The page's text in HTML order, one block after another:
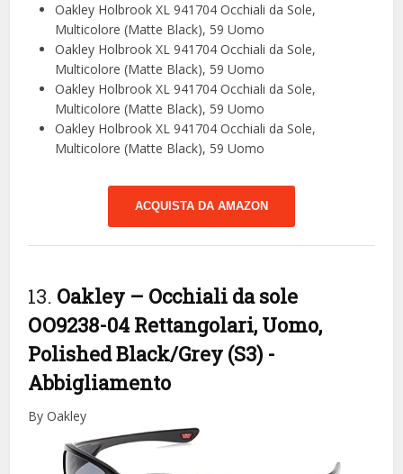
Oakley Holbrook XL 941704 Occhiali da Sole,
Multicolore (Matte Black), 59 Uomo
Oakley Holbrook XL 941704 Occhiali da Sole,
Multicolore (Matte Black), 59 Uomo
Oakley Holbrook XL 941704 Occhiali da Sole,
Multicolore (Matte Black), 59 Uomo
Oakley Holbrook XL 941704 Occhiali da Sole,
Multicolore (Matte Black), 59 Uomo
ACQUISTA DA AMAZON
13. Oakley – Occhiali da sole
OO9238-04 Rettangolari, Uomo,
Polished Black/Grey (S3) -
Abbigliamento
By Oakley